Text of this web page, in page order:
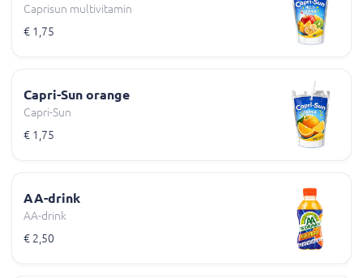
Caprisun multivitamin
€ 1,75
Capri-Sun orange
Capri-Sun
€ 1,75
AA-drink
AA-drink
€ 2,50